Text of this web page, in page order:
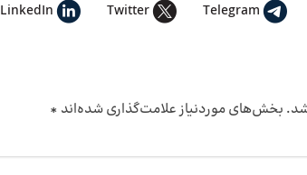
Telegram
Twitter
LinkedIn
بخش‌های موردنیاز علامت‌گذاری شده‌اند *